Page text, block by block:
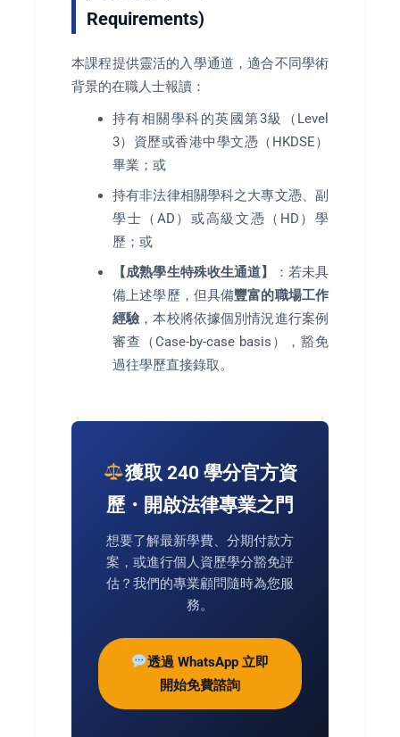
Requirements)
本課程提供靈活的入學通道，適合不同學術
背景的在職人士報讀：
持有相關學科的英國第3級（Level
3）資歷或香港中學文憑（HKDSE）
畢業；或
持有非法律相關學科之大專文憑、副
學士（AD）或高級文憑（HD）學
歷；或
【成熟學生特殊收生通道】
：若未具
備上述學歷，但具備豐富的職場工作
經驗，本校將依據個別情況進行案例
審查（Case-by-case basis），豁免
過往學歷直接錄取。
獲取 240 學分官方資
歷・開啟法律專業之門
想要了解最新學費、分期付款方
案，或進行個人資歷學分豁免評
估？我們的專業顧問隨時為您服
務。
透過 WhatsApp 立即
開始免費諮詢